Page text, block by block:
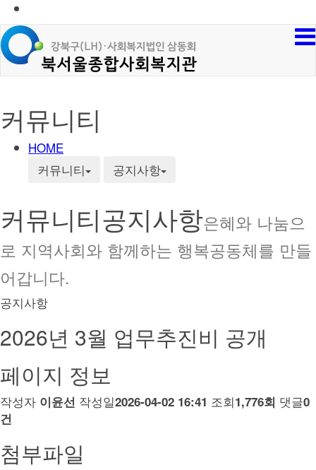
커뮤니티
HOME
커뮤니티
공지사항
커뮤니티공지사항은혜와 나눔으
로 지역사회와 함께하는 행복공동체를 만들
어갑니다.
공지사항
2026년 3월 업무추진비 공개
페이지 정보
작성자 이윤선 작성일2026-04-02 16:41 조회1,776회 댓글0
건
첨부파일